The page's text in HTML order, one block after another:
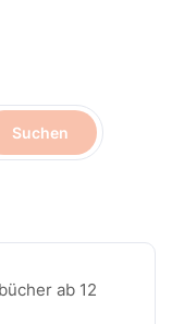
Suchen
ab 12